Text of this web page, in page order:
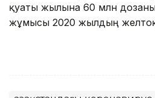
қуаты жылына 60 млн
жұмысы 2020 жылдың